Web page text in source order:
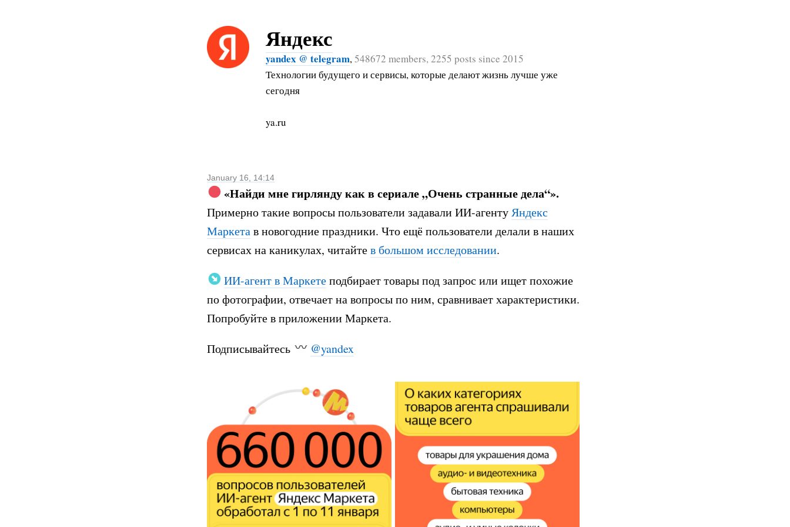
Яндекс
yandex @ telegram,548672 members, 2255 posts since 2015
Технологии будущего и сервисы, которые делают жизнь лучше уже
сегодня
ya.ru
January 16, 14:14
«Найди мне гирлянду как в сериале „Очень странные дела“».
Примерно такие вопросы пользователи задавали ИИ-агентуЯндекс
Маркетав новогодние праздники. Что ещё пользователи делали в наших
сервисах на каникулах, читайтев большом исследовании.
ИИ-агент в Маркетеподбирает товары под запрос или ищет похожие
по фотографии, отвечает на вопросы по ним, сравнивает характеристики.
Попробуйте в приложении Маркета.
Подписывайтесь
@yandex